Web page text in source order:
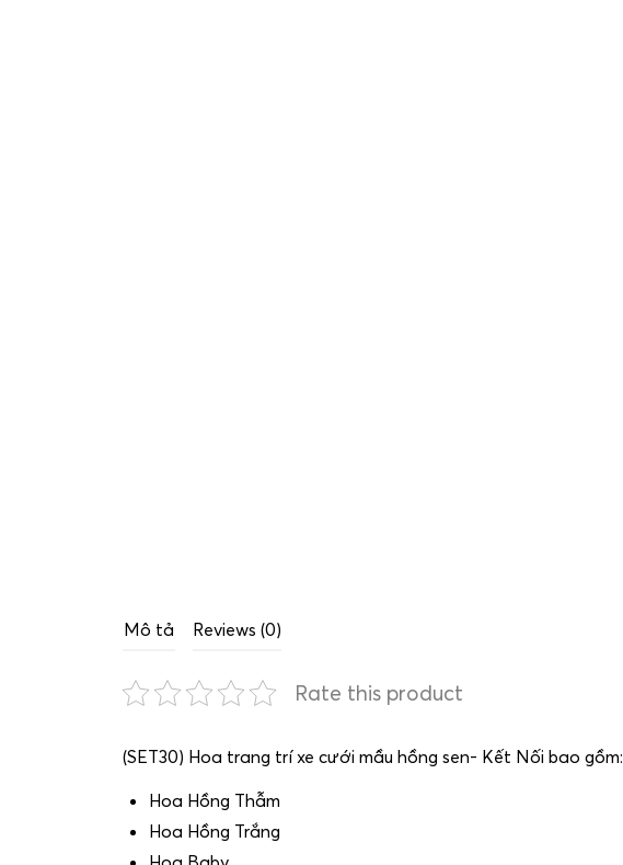
Mô tả Reviews (0)
Rate this product
(SET30) Hoa trang trí xe cưới mầu hồng sen- Kết Nối bao gồm:
Hoa Hồng Thẫm
Hoa Hồng Trắng